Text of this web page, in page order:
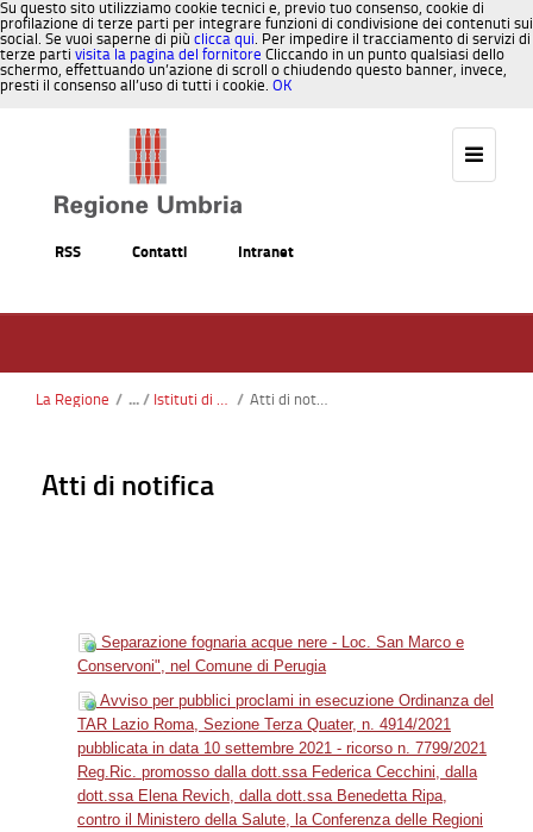
Su questo sito utilizziamo cookie tecnici e, previo tuo consenso, cookie di
profilazione di terze parti per integrare funzioni di condivisione dei contenuti sui
social. Se vuoi saperne di più clicca qui. Per impedire il tracciamento di servizi di
terze parti visita la pagina del fornitore Cliccando in un punto qualsiasi dello
schermo, effettuando un’azione di scroll o chiudendo questo banner, invece,
presti il consenso all’uso di tutti i cookie. OK
RSS Contatti Intranet
La Regione / Istituti di garanzia / Atti di notifica
Atti di notifica
Separazione fognaria acque nere - Loc. San Marco e
Conservoni", nel Comune di Perugia
Avviso per pubblici proclami in esecuzione Ordinanza del
TAR Lazio Roma, Sezione Terza Quater, n. 4914/2021
pubblicata in data 10 settembre 2021 - ricorso n. 7799/2021
Reg.Ric. promosso dalla dott.ssa Federica Cecchini, dalla
dott.ssa Elena Revich, dalla dott.ssa Benedetta Ripa,
contro il Ministero della Salute, la Conferenza delle Regioni